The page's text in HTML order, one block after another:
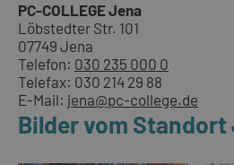
PC-COLLEGE Jena
Löbstedter Str. 101
07749 Jena
Telefon: 030 235 000 0
Telefax: 030 214 29 88
E-Mail: jena@pc-college.de
Bilder vom Standort